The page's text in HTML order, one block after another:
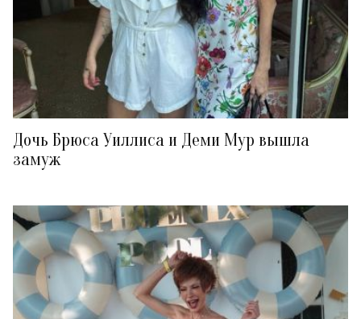
Дочь Брюса Уиллиса и Деми Мур вышла
замуж